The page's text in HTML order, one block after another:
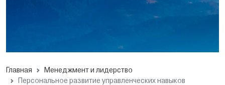
Главная
Менеджмент и лидерство
Персональное развитие управленческих навыков